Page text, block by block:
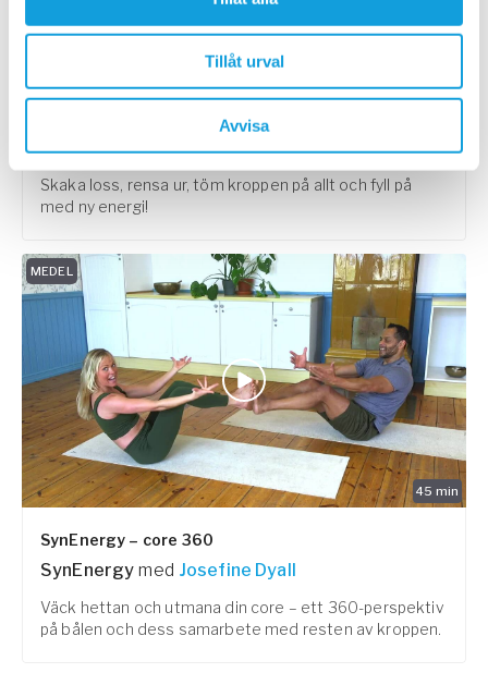
Tillåt urval
Avvisa
Shakingmeditation med Inna Mannert
Skaka loss, rensa ur, töm kroppen på allt och fyll på
med ny energi!
45 min
MEDEL
SynEnergy – core 360
SynEnergy med Josefine Dyall
Väck hettan och utmana din core – ett 360-perspektiv
på bålen och dess samarbete med resten av kroppen.